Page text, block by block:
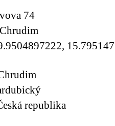
74
republika